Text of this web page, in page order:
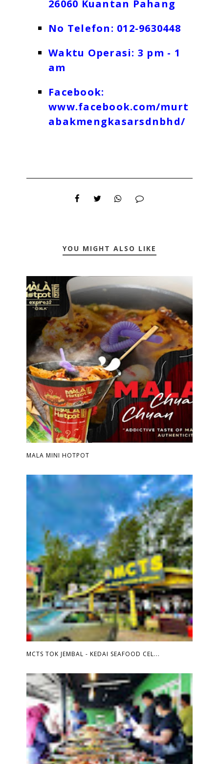
26060 Kuantan Pahang
No Telefon: 012-9630448
Waktu Operasi: 3 pm - 1
am
Facebook:
www.facebook.com/murt
abakmengkasarsdnbhd/
YOU MIGHT ALSO LIKE
MALA MINI HOTPOT
MCTS TOK JEMBAL - KEDAI SEAFOOD CEL...